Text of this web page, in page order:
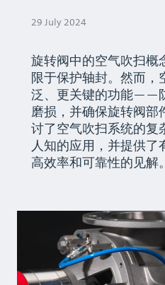
29 July 2024
旋转阀中的空气吹扫概
限于保护轴封。然而
泛、更关键的功能——
磨损，并确保旋转阀部
讨了空气吹扫系统的复
人知的应用，并提供了
高效率和可靠性的见解。